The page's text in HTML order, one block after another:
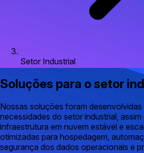
Setor Industrial
Soluções para o setor
Nossas soluções foram desenvolvidas
necessidades do setor industrial,
infraestrutura em nuvem estável e
otimizadas para hospedagem,
segurança dos dados operacionais e